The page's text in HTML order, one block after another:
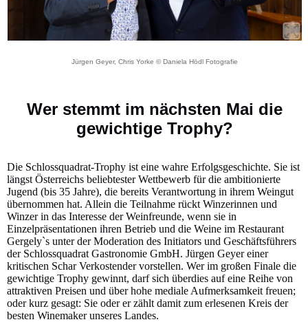
Jürgen Geyer, Chris Yorke © Daniela Hödl Fotografie
Wer stemmt im nächsten Mai die
gewichtige Trophy?
Die Schlossquadrat-Trophy ist eine wahre Erfolgsgeschichte. Sie ist
längst Österreichs beliebtester Wettbewerb für die ambitionierte
Jugend (bis 35 Jahre), die bereits Verantwortung in ihrem Weingut
übernommen hat. Allein die Teilnahme rückt Winzerinnen und
Winzer in das Interesse der Weinfreunde, wenn sie in
Einzelpräsentationen ihren Betrieb und die Weine im Restaurant
Gergely`s unter der Moderation des Initiators und Geschäftsführers
der Schlossquadrat Gastronomie GmbH. Jürgen Geyer einer
kritischen Schar Verkostender vorstellen. Wer im großen Finale die
gewichtige Trophy gewinnt, darf sich überdies auf eine Reihe von
attraktiven Preisen und über hohe mediale Aufmerksamkeit freuen;
oder kurz gesagt: Sie oder er zählt damit zum erlesenen Kreis der
besten Winemaker unseres Landes.